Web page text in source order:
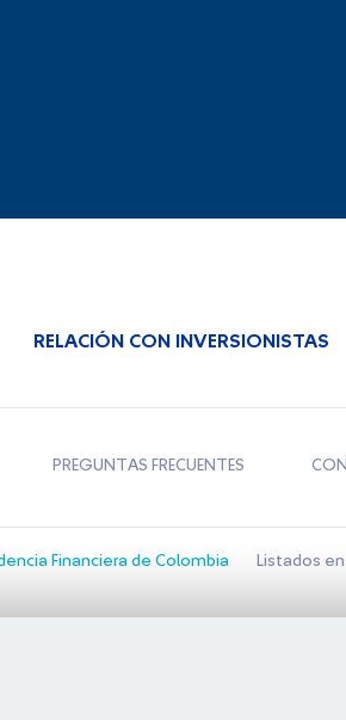
RELACIÓN CON INVERSIONISTAS
PREGUNTAS FRECUENTES
Financiera de Colombia Listados en: